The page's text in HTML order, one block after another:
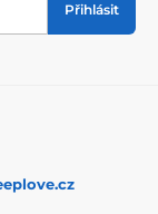
Přihlásit